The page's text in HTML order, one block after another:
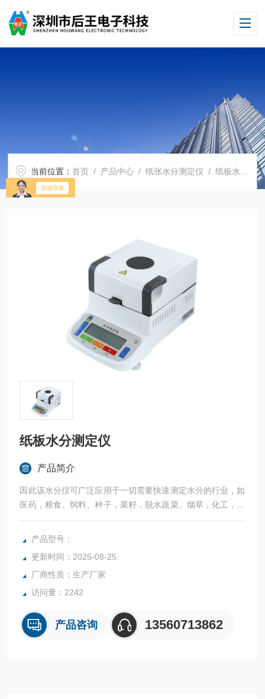
当前位置：首页 / 产品中心 /纸张水分测定仪 /纸板水分测定仪
纸板水分测定仪
产品简介
因此该水分仪可广泛应用于一切需要快速测定水分的行业，如
医药，粮食、饲料、种子，菜籽，脱水蔬菜、烟草，化工，茶
叶，食品、肉类以及纺织，农林、造纸、橡胶、塑胶、纺织等
行业中的实验室与生产过程中。同时满足固体、颗粒、粉末、
司始终立志于为用户提供多用途，多性能的高质量产品，为您
打造快速，准确，物超所值的水分测定仪**。
产品型号：
更新时间：2025-08-25
厂商性质：生产厂家
访问量：2242
产品咨询 13560713862